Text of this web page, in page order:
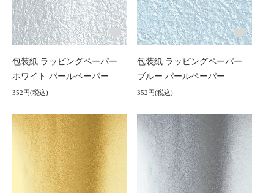
包装紙 ラッピングペーパー
ホワイト パールペーパー
352円(税込)
包装紙 ラッピングペーパー
ブルー パールペーパー
352円(税込)